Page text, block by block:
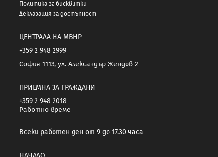
Политика за бисквитки
Декларация за достъпност
ЦЕНТРАЛА НА МВНР
+359 2 948 2999
София 1113, ул. Александър Жендов 2
ПРИЕМНА ЗА ГРАЖДАНИ
+359 2 948 2018
Работно време
Всеки работен ден от 9 до 17.30 часа